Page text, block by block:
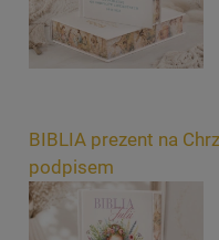
BIBLIA prezent na
podpisem